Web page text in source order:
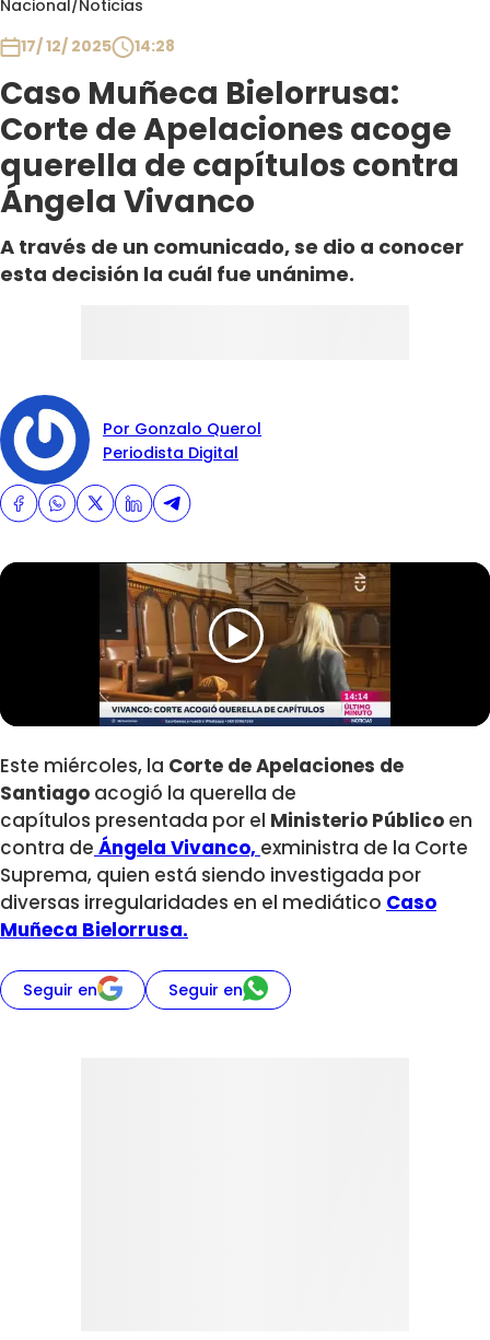
Nacional/Noticias
17/ 12/ 2025
14:28
Caso Muñeca Bielorrusa:
Corte de Apelaciones acoge
querella de capítulos contra
Ángela Vivanco
A través de un comunicado, se dio a conocer
esta decisión la cuál fue unánime.
Por Gonzalo Querol
Periodista Digital
Este miércoles, la Corte de Apelaciones de
Santiago acogió la querella de
capítulos presentada por el Ministerio Público en
contra de Ángela Vivanco, exministra de la Corte
Suprema, quien está siendo investigada por
diversas irregularidades en el mediático Caso
Muñeca Bielorrusa.
Seguir en Seguir en
Club De La Comedia
Contigo en Directo
Plan Perfecto
El Tiempo
Sabingo
Todos Los Programas